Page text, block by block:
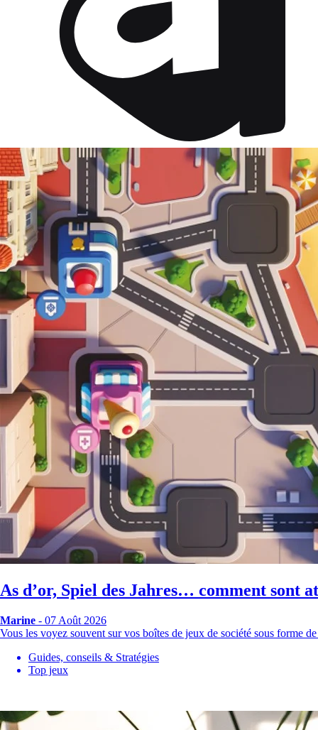
As d’or, Spiel des Jahres… comment sont
Marine - 07 Août 2026
Vous les voyez souvent sur vos boîtes de jeux de société sous forme
Guides, conseils & Stratégies
Top jeux